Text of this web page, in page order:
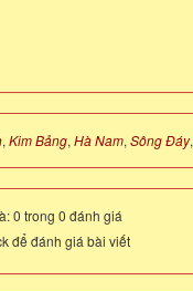
, Kim Bảng, Hà Nam, Sông Đáy,
0 trong 0 đánh giá
để đánh giá bài viết